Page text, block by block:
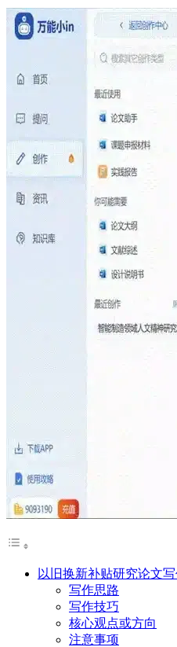
以旧换新补贴研究论文
写作思路
写作技巧
核心观点或方向
注意事项